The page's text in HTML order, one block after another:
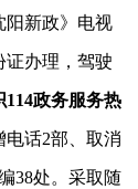
阳新政》电视
证办理，驾驶
114政务服务热
电话2部、取消
38处。采取随